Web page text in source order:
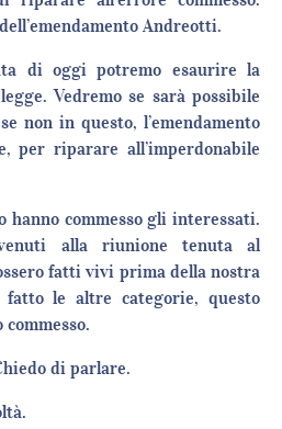
Andreotti.
di oggi potremo esaurire la
Vedremo se sarà possibile
non in questo, l’emendamento
per riparare all’imperdonabile
hanno commesso gli interessati.
alla riunione tenuta al
fatti vivi prima della nostra
fatto le altre categorie, questo
di parlare.